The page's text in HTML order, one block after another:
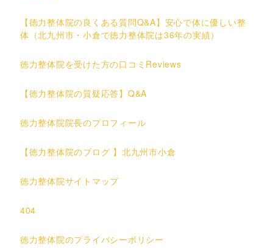
【徳力整体院の良くある質問Q&A】安心で体に優しい整
体（北九州市・小倉で徳力整体院は36年の実績）
徳力整体院を受けた方の口コミReviews
【徳力整体院の質疑応答】Q&A
徳力整体院院長のプロフィール
【徳力整体院のブログ 】北九州市小倉
徳力整体院サイトマップ
404
徳力整体院のプライバシーポリシー